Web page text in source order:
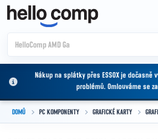
Přejít na obsah
Nákup na splátky přes ESSOX je dočasně
problémů. Omlouváme se
DOMŮ PC KOMPONENTY GRAFICKÉ KARTY